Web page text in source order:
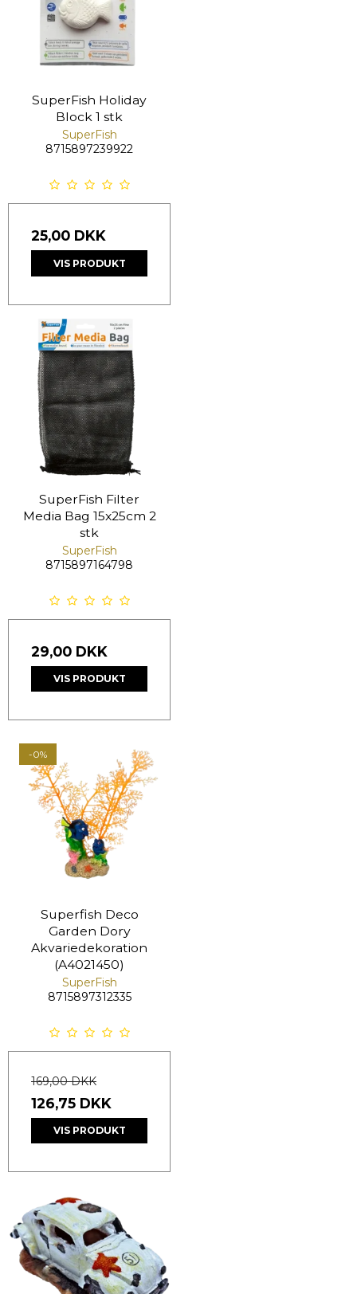
SuperFish Holiday
Block 1 stk
SuperFish
8715897239922
25,00 DKK
VIS PRODUKT
SuperFish Filter
Media Bag 15x25cm 2
stk
SuperFish
8715897164798
29,00 DKK
VIS PRODUKT
-0%
Superfish Deco
Garden Dory
Akvariedekoration
(A4021450)
SuperFish
8715897312335
169,00 DKK
126,75 DKK
VIS PRODUKT